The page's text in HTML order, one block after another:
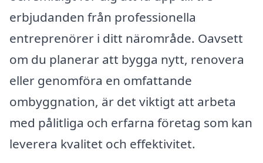
erbjudanden från professionella
entreprenörer i ditt närområde. Oavsett
om du planerar att bygga nytt, renovera
eller genomföra en omfattande
ombyggnation, är det viktigt att arbeta
med pålitliga och erfarna företag som kan
leverera kvalitet och effektivitet.